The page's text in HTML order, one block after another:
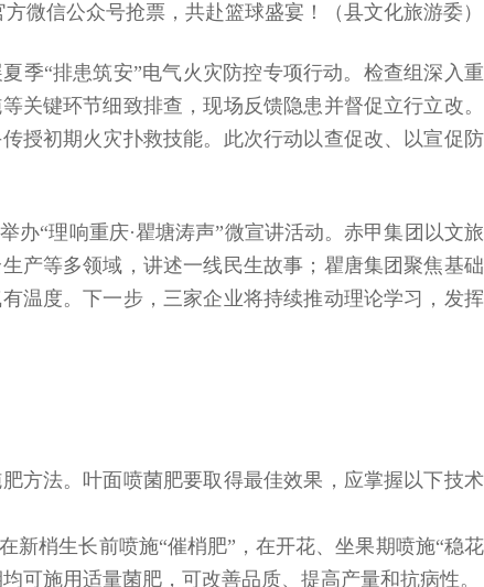
微信公众号抢票，共赴篮球盛宴！（县文化旅游委）
季“排患筑安”电气火灾防控专项行动。检查组深入
关键环节细致排查，现场反馈隐患并督促立行立改。
授初期火灾扑救技能。此次行动以查促改、以宣促防
“理响重庆·瞿塘涛声”微宣讲活动。赤甲集团以文
产等多领域，讲述一线民生故事；瞿唐集团聚焦基
温度。下一步，三家企业将持续推动理论学习，发
方法。叶面喷菌肥要取得最佳效果，应掌握以下技
梢生长前喷施“催梢肥”，在开花、坐果期喷施“稳
可施用适量菌肥，可改善品质、提高产量和抗病性。